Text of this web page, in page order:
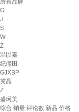
所有品牌
G
J
S
W
Z
温以嘉
纪俪田
GJXBP
冀晶
Z
盛珂美
综合 销量 评论数 新品 价格